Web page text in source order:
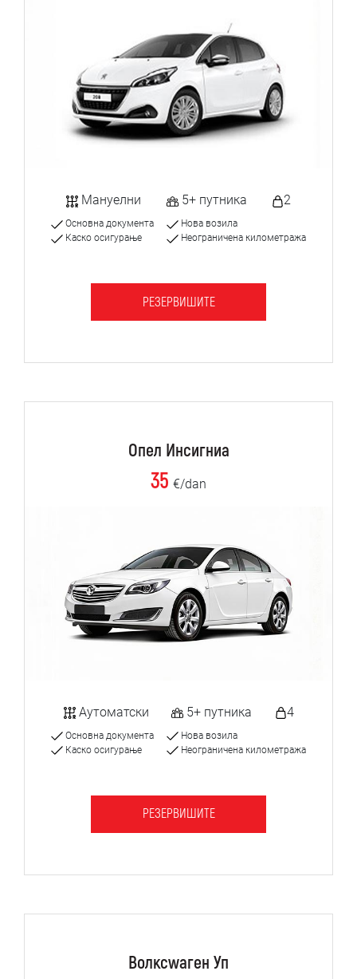
Мануелни 5+ путника 2
Основна документа
Каско осигурање
Нова возила
Неограничена километража
РЕЗЕРВИШИТЕ
Опел Инсигниа
35 €/dan
Аутоматски 5+ путника 4
Основна документа
Каско осигурање
Нова возила
Неограничена километража
РЕЗЕРВИШИТЕ
Волксwаген Уп